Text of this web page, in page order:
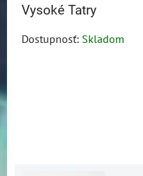
Vysoké Tatry
Dostupnosť: Skladom